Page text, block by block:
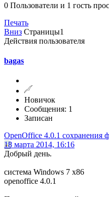
0 Пользователи и 1 гость
Печать
Вниз Страницы1
Действия пользователя
bagas
Новичок
Сообщения: 1
Записан
OpenOffice 4.0.1 сохранения
18 марта 2014, 16:16
Добрый день.
система Windows 7 x86
openoffice 4.0.1